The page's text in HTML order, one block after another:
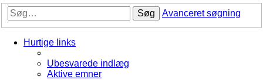
Søg Avanceret søgning
Hurtige links
Ubesvarede indlæg
Aktive emner